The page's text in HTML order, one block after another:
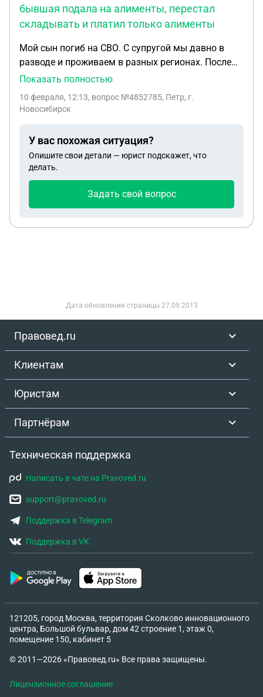
бывшая подала на алименты, перестал
складывать и платил только алименты
Мой сын погиб на СВО. С супругой мы давно в
разводе и проживаем в разных регионах. После
развода деньги сыну откладывал на сберкнижку-
алименты, перестал складывать и платил только
Показать полностью
10 февраля, 12:13, вопрос №4852785, Петр, г.
Новосибирск
У вас похожая ситуация?
Опишите свои детали — юрист подскажет, что
делать.
Задать свой вопрос
Дата обновления страницы 27.09.2013
Правовед.ru
Клиентам
Юристам
Партнёрам
Техническая поддержка
Написать в чате на Pravoved.ru
support@pravoved.ru
Поддержка в Telegram
Поддержка в VK
121205, город Москва, территория Сколково инновационного
центра, Большой бульвар, дом 42 строение 1, этаж 0,
помещение 150, кабинет 5
© 2011—2026 «Правовед.ru» Все права защищены.
Лицензионное соглашение